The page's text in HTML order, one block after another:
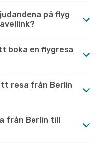
på flyg
boka en flygresa
resa från Berlin
från Berlin till